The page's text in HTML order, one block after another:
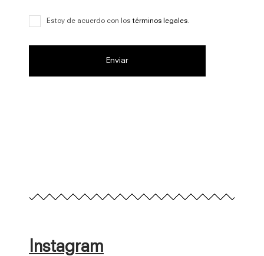
Estoy de acuerdo con los términos legales.
Instagram